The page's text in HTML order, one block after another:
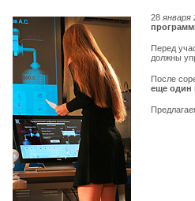
28 января
Перед
должны
После
еще один